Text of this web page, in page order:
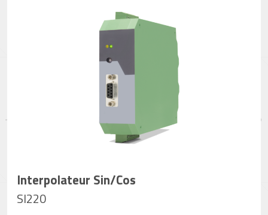
Interpolateur Sin/Cos
SI220